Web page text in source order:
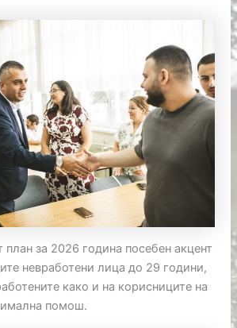
за 2026 година посебен акцент
невработени лица до 29 години,
како и на корисниците на
помош.